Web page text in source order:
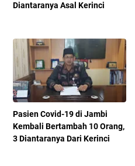
Diantaranya Asal Kerinci
Pasien Covid-19 di Jambi
Kembali Bertambah 10 Orang,
3 Diantaranya Dari Kerinci